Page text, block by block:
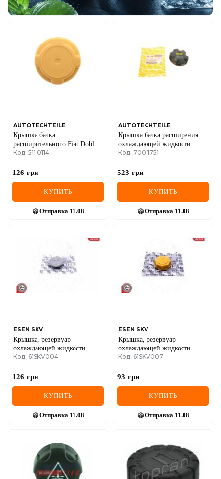
AUTOTECHTEILE
Крышка бачка
расширительного Fiat Doblo
1.3-1.9 D 01-
Код: 511 0114
126 грн
КУПИТЬ
Отправка 11.08
AUTOTECHTEILE
Крышка бачка расширения
охлаждающей жидкости
BMW 5 (E60)/X5 (E70)/X6
Код: 700 1751
523 грн
КУПИТЬ
Отправка 11.08
ESEN SKV
Крышка, резервуар
охлаждающей жидкости
Код: 61SKV004
126 грн
КУПИТЬ
Отправка 11.08
ESEN SKV
Крышка, резервуар
охлаждающей жидкости
Код: 61SKV007
93 грн
КУПИТЬ
Отправка 11.08